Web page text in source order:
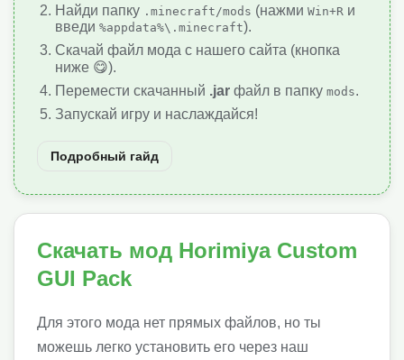
Найди папку .minecraft/mods (нажми Win+R и
введи %appdata%\.minecraft).
Скачай файл мода с нашего сайта (кнопка
ниже 😋).
Перемести скачанный .jar файл в папку mods.
Запускай игру и наслаждайся!
Подробный гайд
Скачать мод Horimiya Custom
GUI Pack
Для этого мода нет прямых файлов, но ты
можешь легко установить его через наш